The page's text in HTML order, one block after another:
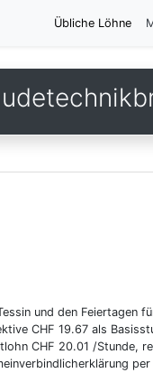
Übliche Löhne
und den Feiertagen
CHF 19.67 als
CHF 20.01 /Stunde,